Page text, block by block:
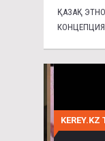
ҚАЗАҚ
КОНЦЕПЦИЯ
KEREY.KZ